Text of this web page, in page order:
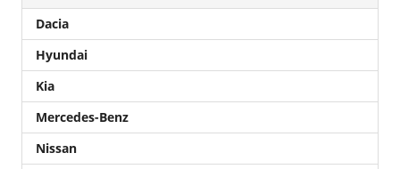
Dacia
Hyundai
Kia
Mercedes-Benz
Nissan